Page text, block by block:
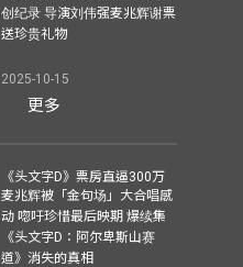
创纪录 导演刘伟强麦兆辉谢票
送珍贵礼物
2025-10-15
更多
《头文字D》票房直逼300万
麦兆辉被「金句场」大合唱感
动 唿吁珍惜最后映期 爆续集
《头文字D：阿尔卑斯山赛
道》消失的真相